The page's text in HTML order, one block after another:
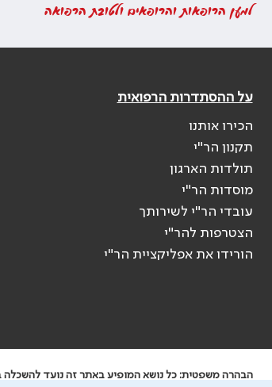
למען הרופאות והרופאים ולטובת הרפואה
על ההסתדרות הרפואית
הכירו אותנו
תקנון הר"י
תולדות הארגון
מוסדות הר"י
עובדי הר"י לשירותך
הצטרפות להר"י
הורידו את אפליקציית הר"י
הבהרה משפטית: כל נושא המופיע באתר זה נועד להשכלה